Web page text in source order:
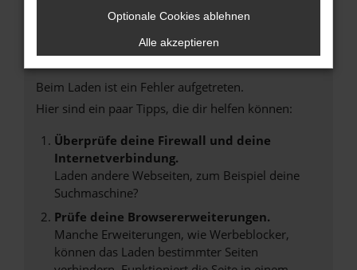
FEHLER: NETWORK ERROR
Beim Laden ist ein Fehler aufgetreten.
Hier sind ein paar Tipps, die dir helfen können:
Überprüfe deine Firewall und deine
Internetverbindung.
Laden andere Webseiten, zum Beispiel deine
Suchmaschine?
Prüfe deine Browsererweiterungen.
Manche Erweiterungen, wie Werbeblocker,
können das Laden bestimmter Seiten
Optionale Cookies ablehnen
Alle akzeptieren